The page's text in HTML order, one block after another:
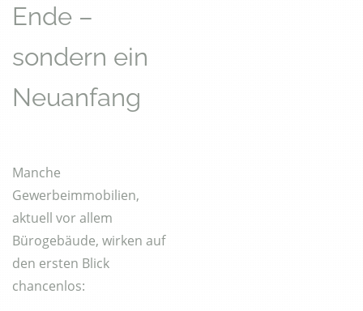
Ende –
sondern ein
Neuanfang
Manche
Gewerbeimmobilien,
aktuell vor allem
Bürogebäude, wirken auf
den ersten Blick
chancenlos: